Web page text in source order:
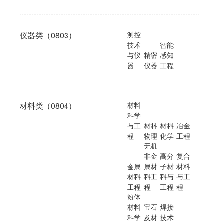
仪器类（0803）
测控
技术
与仪
器
精密
仪器
智能
感知
工程
材料类（0804）
材料
科学
与工
程
材料
物理
材料
化学
冶金
工程
金属
材料
工程
无机
非金
属材
料工
程
高分
子材
料与
工程
复合
材料
与工
程
粉体
材料
科学
宝石
及材
焊接
技术